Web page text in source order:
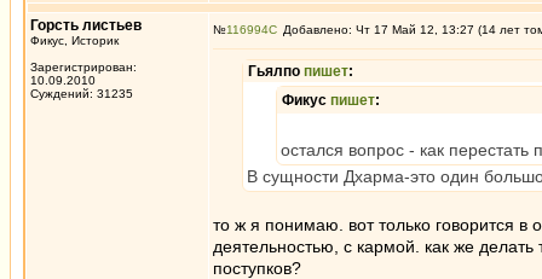
Горсть листьев
Фикус, Историк
Зарегистрирован:
10.09.2010
Суждений: 31235
№116994 Добавлено: Чт 17 Май 12, 13:27 (14 лет
Гьялпо пишет:
Фикус пишет:
остался вопрос - как перестать
В сущности Дхарма-это один
то ж я понимаю. вот только говорится в
деятельностью, с кармой. как же
поступков?